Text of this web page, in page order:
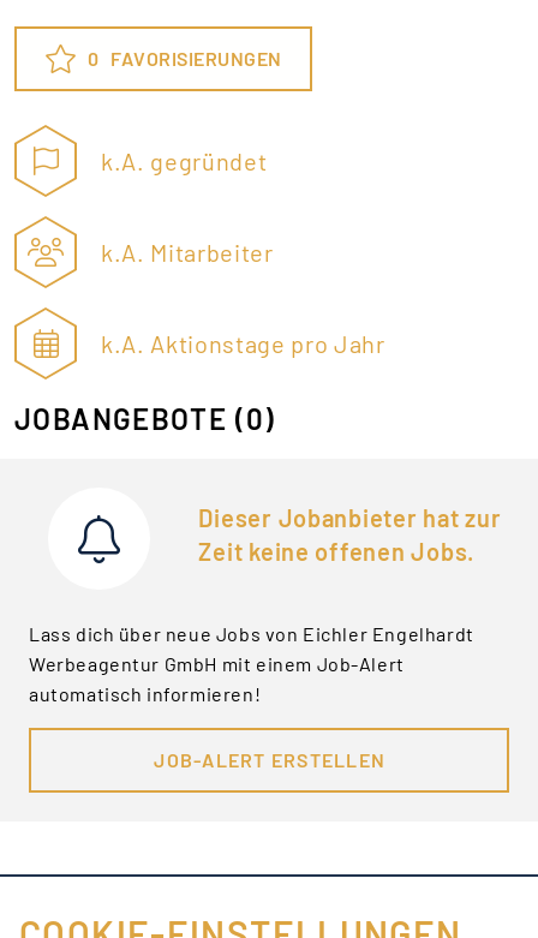
0 FAVORISIERUNGEN
k.A. gegründet
k.A. Mitarbeiter
k.A. Aktionstage pro Jahr
JOBANGEBOTE (0)
Dieser Jobanbieter hat zur
Zeit keine offenen Jobs.
Lass dich über neue Jobs von Eichler Engelhardt
Werbeagentur GmbH mit einem Job-Alert
automatisch informieren!
JOB-ALERT ERSTELLEN